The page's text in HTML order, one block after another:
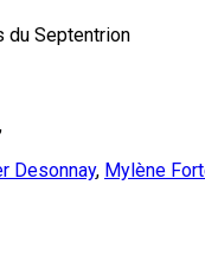
du Septentrion
,
Desonnay, Mylène